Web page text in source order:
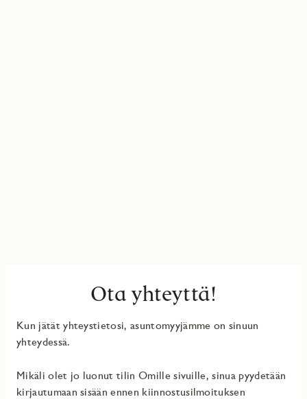
Ota yhteyttä!
Kun jätät yhteystietosi, asuntomyyjämme on sinuun
yhteydessä.
Mikäli olet jo luonut tilin Omille sivuille, sinua pyydetään
kirjautumaan sisään ennen kiinnostusilmoituksen